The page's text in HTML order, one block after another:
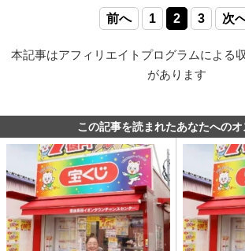
前へ 1 2 3 次
本記事はアフィリエイトプログラムによる
があります
この記事を読まれたあなたへのオ